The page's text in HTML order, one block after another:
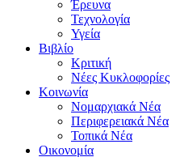
Έρευνα
Τεχνολογία
Υγεία
Βιβλίο
Κριτική
Νέες Κυκλοφορίες
Κοινωνία
Νομαρχιακά Νέα
Περιφερειακά Νέα
Τοπικά Νέα
Οικονομία